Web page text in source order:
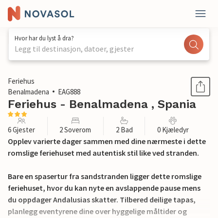
Hvor har du lyst å dra?
Legg til destinasjon, datoer, gjester
1 / 17
Feriehus
Benalmadena
EAG888
Feriehus - Benalmadena , Spania
6 Gjester 2 Soverom 2 Bad 0 Kjæledyr
Opplev varierte dager sammen med dine nærmeste i dette
romslige feriehuset med autentisk stil like ved stranden.
Bare en spasertur fra sandstranden ligger dette romslige
feriehuset, hvor du kan nyte en avslappende pause mens
du oppdager Andalusias skatter. Tilbered deilige tapas,
planlegg eventyrene dine over hyggelige måltider og